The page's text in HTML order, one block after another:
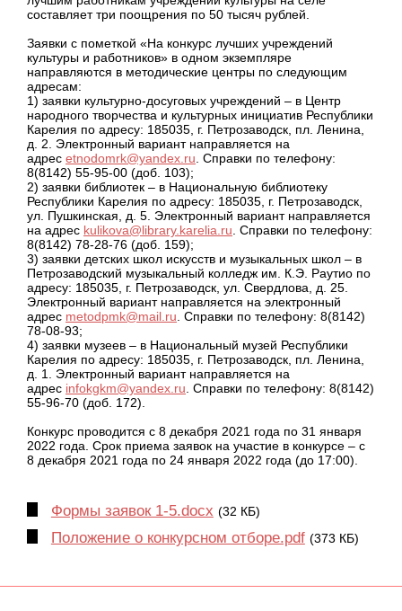
составляет три поощрения по 50 тысяч рублей.
Заявки с пометкой «На конкурс лучших учреждений
культуры и работников» в одном экземпляре
направляются в методические центры по следующим
адресам:
1) заявки культурно-досуговых учреждений – в Центр
народного творчества и культурных инициатив Республики
Карелия по адресу: 185035, г. Петрозаводск, пл. Ленина,
д. 2. Электронный вариант направляется на
адрес etnodomrk@yandex.ru. Справки по телефону:
8(8142) 55-95-00 (доб. 103);
2) заявки библиотек – в Национальную библиотеку
Республики Карелия по адресу: 185035, г. Петрозаводск,
ул. Пушкинская, д. 5. Электронный вариант направляется
на адрес kulikova@library.karelia.ru. Справки по телефону:
8(8142) 78-28-76 (доб. 159);
3) заявки детских школ искусств и музыкальных школ – в
Петрозаводский музыкальный колледж им. К.Э. Раутио по
адресу: 185035, г. Петрозаводск, ул. Свердлова, д. 25.
Электронный вариант направляется на электронный
адрес metodpmk@mail.ru. Справки по телефону: 8(8142)
78-08-93;
4) заявки музеев – в Национальный музей Республики
Карелия по адресу: 185035, г. Петрозаводск, пл. Ленина,
д. 1. Электронный вариант направляется на
адрес infokgkm@yandex.ru. Справки по телефону: 8(8142)
55-96-70 (доб. 172).
Конкурс проводится с 8 декабря 2021 года по 31 января
2022 года. Срок приема заявок на участие в конкурсе – с
8 декабря 2021 года по 24 января 2022 года (до 17:00).
Формы заявок 1-5.docx (32 КБ)
Положение о конкурсном отборе.pdf (373 КБ)